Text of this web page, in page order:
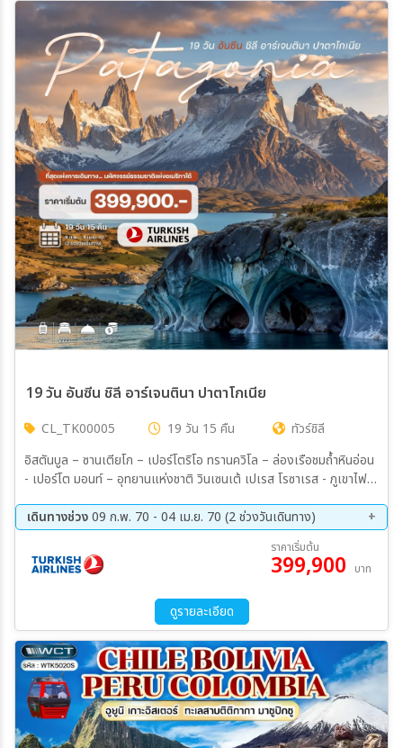
ค้นหา
19 วัน อันซีน ชิลี อาร์เจนตินา ปาตาโกเนีย
CL_TK00005 19 วัน 15 คืน
ทัวร์ชิลี
อิสตันบูล – ซานเตียโก – เปอร์โตริโอ ทรานควิโล – ล่องเรือชมถ้ำหินอ่อน
- เปอร์โต มอนท์ – อุทยานแห่งชาติ วินเซนเต้ เปเรส โรซาเรส - ภูเขาไฟ
เรือชมธารน้ำแข็งเกรย์ กลาเซียร์ ธารน้ำแข็งมรดกโลกเปอร์ริโตโมเรโน –
เอล ชาเตน – เทร้กกิ้ง ฟิชรอย - ซอลตา – ฮูแมนฮัวคา - ภูเขา 14 สี -
ทะเลเกลือ
เดินทางช่วง09 ก.พ. 70 - 04 เม.ย. 70 (2 ช่วงวันเดินทาง)
04 เม.ย. 70 - 22 เม.ย. 70
ราคาเริ่มต้น
399,900 บาท
ดูรายละเอียด